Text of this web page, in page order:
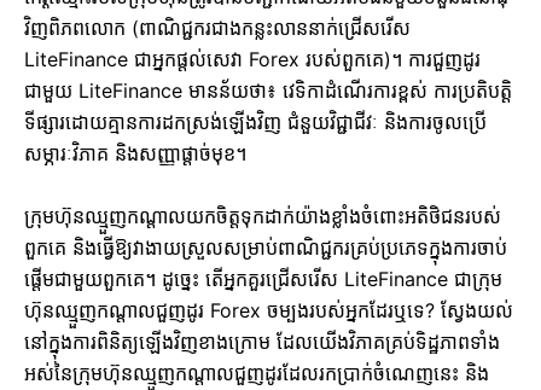
វិញពិភពលោក (ពាណិជ្ជករជាងកន្លះលាននាក់ជ្រើសរើស
LiteFinance ជាអ្នកផ្តល់សេវា Forex របស់ពួកគេ)។ ការជួញដូរ
ជាមួយ LiteFinance មានន័យថា៖ វេទិកាដំណើរការខ្ពស់ ការប្រតិបត្តិ
ទីផ្សារដោយគ្មានការដកស្រង់ឡើងវិញ ជំនួយវិជ្ជាជីវៈ និងការចូលប្រើ
សម្ភារៈវិភាគ និងសញ្ញាផ្តាច់មុខ។
ក្រុមហ៊ុនឈ្មួញកណ្តាលយកចិត្តទុកដាក់យ៉ាងខ្លាំងចំពោះអតិថិជនរបស់
ពួកគេ និងធ្វើឱ្យវាងាយស្រួលសម្រាប់ពាណិជ្ជករគ្រប់ប្រភេទក្នុងការចាប់
ផ្តើមជាមួយពួកគេ។ ដូច្នេះ តើអ្នកគួរជ្រើសរើស LiteFinance ជាក្រុម
ហ៊ុនឈ្មួញកណ្តាលជួញដូរ Forex ចម្បងរបស់អ្នកដែរឬទេ? ស្វែងយល់
នៅក្នុងការពិនិត្យឡើងវិញខាងក្រោម ដែលយើងវិភាគគ្រប់ទិដ្ឋភាពទាំង
អស់នៃក្រុមហ៊ុនឈ្មួញកណ្តាលជួញដូរដែលរកប្រាក់ចំណេញនេះ និង